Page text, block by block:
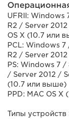
UFRII:
R2 / Server
OS X (10.7 или
PCL: Windows
R2 / Server
PS: Windows 7
/ Server 2012 /
(10.7 или выше)
PPD: MAC OS
Типы устройств